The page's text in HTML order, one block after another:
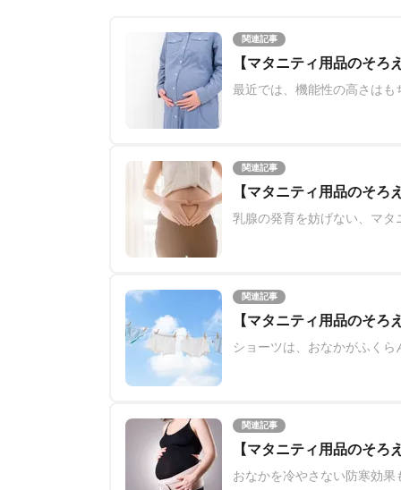
関連記事
【マタニティ用品のそろ
最近では、機能性の高さは
関連記事
【マタニティ用品のそろ
乳腺の発育を妨げない、マ
関連記事
【マタニティ用品のそろ
ショーツは、おなかがふく
関連記事
【マタニティ用品のそろ
おなかを冷やさない防寒効果